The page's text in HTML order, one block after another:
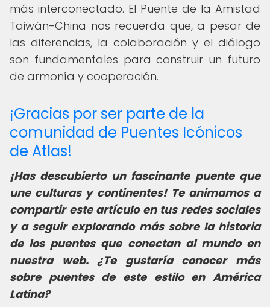
más interconectado. El Puente de la Amistad
Taiwán-China nos recuerda que, a pesar de
las diferencias, la colaboración y el diálogo
son fundamentales para construir un futuro
de armonía y cooperación.
¡Gracias por ser parte de la
comunidad de Puentes Icónicos
de Atlas!
¡Has descubierto un fascinante puente que
une culturas y continentes! Te animamos a
compartir este artículo en tus redes sociales
y a seguir explorando más sobre la historia
de los puentes que conectan al mundo en
nuestra web. ¿Te gustaría conocer más
sobre puentes de este estilo en América
Latina?